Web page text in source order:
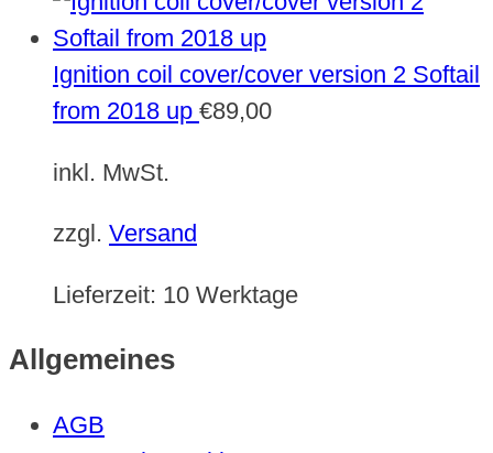
Ignition coil cover/cover version 2 Softail
from 2018 up €89,00
inkl. MwSt.
zzgl. Versand
Lieferzeit: 10 Werktage
Allgemeines
AGB